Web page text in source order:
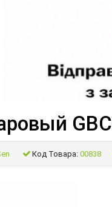
Код Товара: 00838